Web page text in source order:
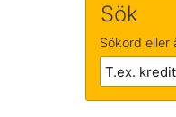
Sök
Sökord eller